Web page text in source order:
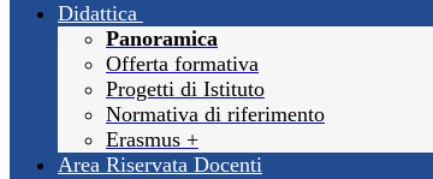
Didattica
Panoramica
Offerta formativa
Progetti di Istituto
Normativa di riferimento
Erasmus +
Area Riservata Docenti